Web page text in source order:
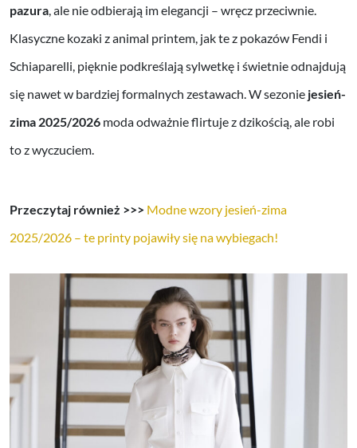
pazura, ale nie odbierają im elegancji – wręcz przeciwnie.
Klasyczne kozaki z animal printem, jak te z pokazów Fendi i
Schiaparelli, pięknie podkreślają sylwetkę i świetnie odnajdują
się nawet w bardziej formalnych zestawach. W sezonie jesień-
zima 2025/2026 moda odważnie flirtuje z dzikością, ale robi
to z wyczuciem.
Przeczytaj również >>> Modne wzory jesień-zima
2025/2026 – te printy pojawiły się na wybiegach!